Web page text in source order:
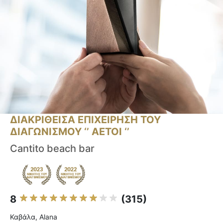
ΔΙΑΚΡΙΘΕΙΣΑ ΕΠΙΧΕΙΡΗΣΗ ΤΟΥ
ΔΙΑΓΩΝΙΣΜΟΥ ‘’ ΑΕΤΟΙ ‘’
Cantito beach bar
8 (315)
Καβάλα, Alana